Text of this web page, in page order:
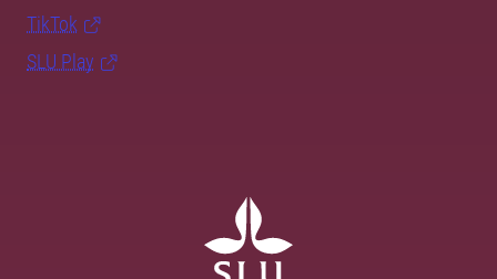
TikTok
SLU Play